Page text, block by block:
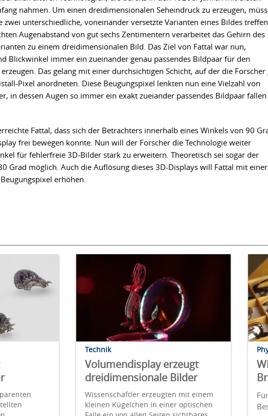
nahmen. Um einen dreidimensionalen Seheindruck zu erzeugen,
zwei unterschiedliche, voneinander versetzte Varianten eines Bildes
Augenabstand von gut sechs Zentimentern verarbeitet das Gehirn des
zu einem dreidimensionalen Bild. Das Ziel von Fattal war nun,
Blickwinkel immer ein zueinander genau passendes Bildpaar für den
Das gelang mit einer durchsichtigen Schicht, auf der die Forscher
Pixel anordneten. Diese Beugungspixel lenkten nun eine Vielzahl von
in dessen Augen so immer ein exakt zueiander passendes Bildpaar fallen
Fattal, dass sich der Betrachters innerhalb eines Winkels von 90
frei bewegen konnte. Nun will der Forscher die Technologie weiter
für fehlerfreie 3D-Bilder stark zu erweitern. Theoretisch sei sogar der
Grad möglich. Auch die Auflösung dieses 3D-Displays will Fattal mit einer
erhöhen.
Technik
Volumendisplay erzeugt
dreidimensionale Bilder
Wissenschaftler erzeugten mit einem
kleinen Kügelchen in einer optischen